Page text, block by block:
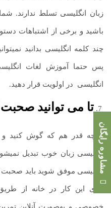
زبان انگلیسی تسلط ندارند.
باشید و برخی از اشتباهات
چند کلمه انگلیسی بدانید
پس حتما آموزش لغات
انگلیسی در اولویت قرار دهید.
تا می توانید صحبت
هرچه­ قدر هم که گوش کنید و
انگلیسی زبان خوب تبدیل
انگلیسی موفق شوید باید صحبت
برای این کار در خانه از
خصوصی و به­صورت آنلاین
مشاوره رایگان